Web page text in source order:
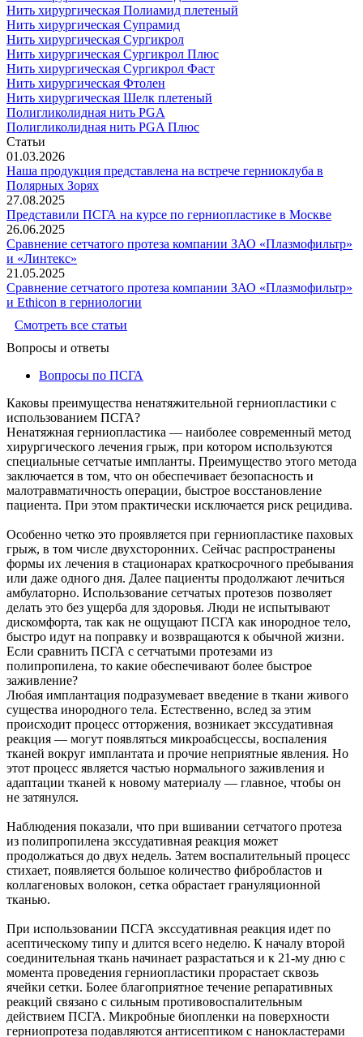
Нить хирургическая Полиамид плетеный
Нить хирургическая Супрамид
Нить хирургическая Сургикрол
Нить хирургическая Сургикрол Плюс
Нить хирургическая Сургикрол Фаст
Нить хирургическая Фтолен
Нить хирургическая Шелк плетеный
Полигликолидная нить PGA
Полигликолидная нить PGA Плюс
Статьи
01.03.2026
Наша продукция представлена на встрече герниоклуба в
Полярных Зорях
27.08.2025
Представили ПСГА на курсе по герниопластике в Москве
26.06.2025
Сравнение сетчатого протеза компании ЗАО «Плазмофильтр»
и «Линтекс»
21.05.2025
Сравнение сетчатого протеза компании ЗАО «Плазмофильтр»
и Ethicon в герниологии
Смотреть все статьи
Вопросы и ответы
Вопросы по ПСГА
Каковы преимущества ненатяжительной герниопластики с
использованием ПСГА?
Ненатяжная герниопластика — наиболее современный метод
хирургического лечения грыж, при котором используются
специальные сетчатые импланты. Преимущество этого метода
заключается в том, что он обеспечивает безопасность и
малотравматичность операции, быстрое восстановление
пациента. При этом практически исключается риск рецидива.
Особенно четко это проявляется при герниопластике паховых
грыж, в том числе двухсторонних. Сейчас распространены
формы их лечения в стационарах краткосрочного пребывания
или даже одного дня. Далее пациенты продолжают лечиться
амбулаторно. Использование сетчатых протезов позволяет
делать это без ущерба для здоровья. Люди не испытывают
дискомфорта, так как не ощущают ПСГА как инородное тело,
быстро идут на поправку и возвращаются к обычной жизни.
Если сравнить ПСГА с сетчатыми протезами из
полипропилена, то какие обеспечивают более быстрое
заживление?
Любая имплантация подразумевает введение в ткани живого
существа инородного тела. Естественно, вслед за этим
происходит процесс отторжения, возникает экссудативная
реакция — могут появляться микроабсцессы, воспаления
тканей вокруг имплантата и прочие неприятные явления. Но
этот процесс является частью нормального заживления и
адаптации тканей к новому материалу — главное, чтобы он
не затянулся.
Наблюдения показали, что при вшивании сетчатого протеза
из полипропилена экссудативная реакция может
продолжаться до двух недель. Затем воспалительный процесс
стихает, появляется большое количество фибробластов и
коллагеновых волокон, сетка обрастает грануляционной
тканью.
При использовании ПСГА экссудативная реакция идет по
асептическому типу и длится всего неделю. К началу второй
соединительная ткань начинает разрастаться и к 21-му дню с
момента проведения герниопластики прорастает сквозь
ячейки сетки. Более благоприятное течение репаративных
реакций связано с сильным противовоспалительным
действием ПСГА. Микробные биопленки на поверхности
герниопротеза подавляются антисептиком с нанокластерами